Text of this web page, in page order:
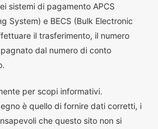
sistemi di pagamento APCS
System) e BECS (Bulk Electronic
il trasferimento, il numero
dal numero di conto
per scopi informativi.
è quello di fornire dati corretti, i
che questo sito non si